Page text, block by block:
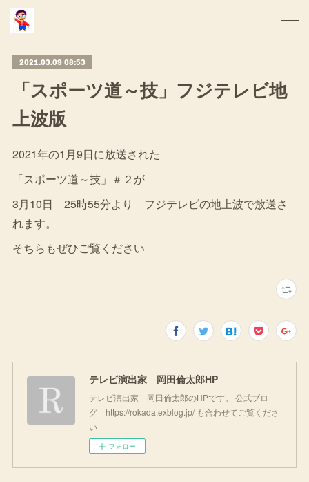
2021.03.09 08:53
「スポーツ道～技」フジテレビ地
上波版
2021年の1月9日に放送された
「スポーツ道～技」＃２が
3月10日 25時55分より フジテレビの地上波で放送さ
れます。
そちらもぜひご覧ください
テレビ演出家 岡田倫太郎HP
テレビ演出家 岡田倫太郎のHPです。 公式ブロ
グ https://rokada.exblog.jp/ も合わせてご覧くださ
い
フォロー